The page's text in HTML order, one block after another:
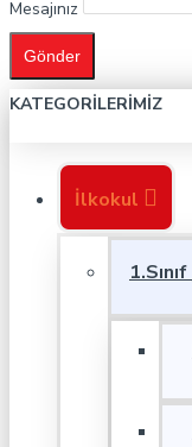
Mesajınız
Gönder
KATEGORILERIMIZ
İlkokul
1.Sınıf